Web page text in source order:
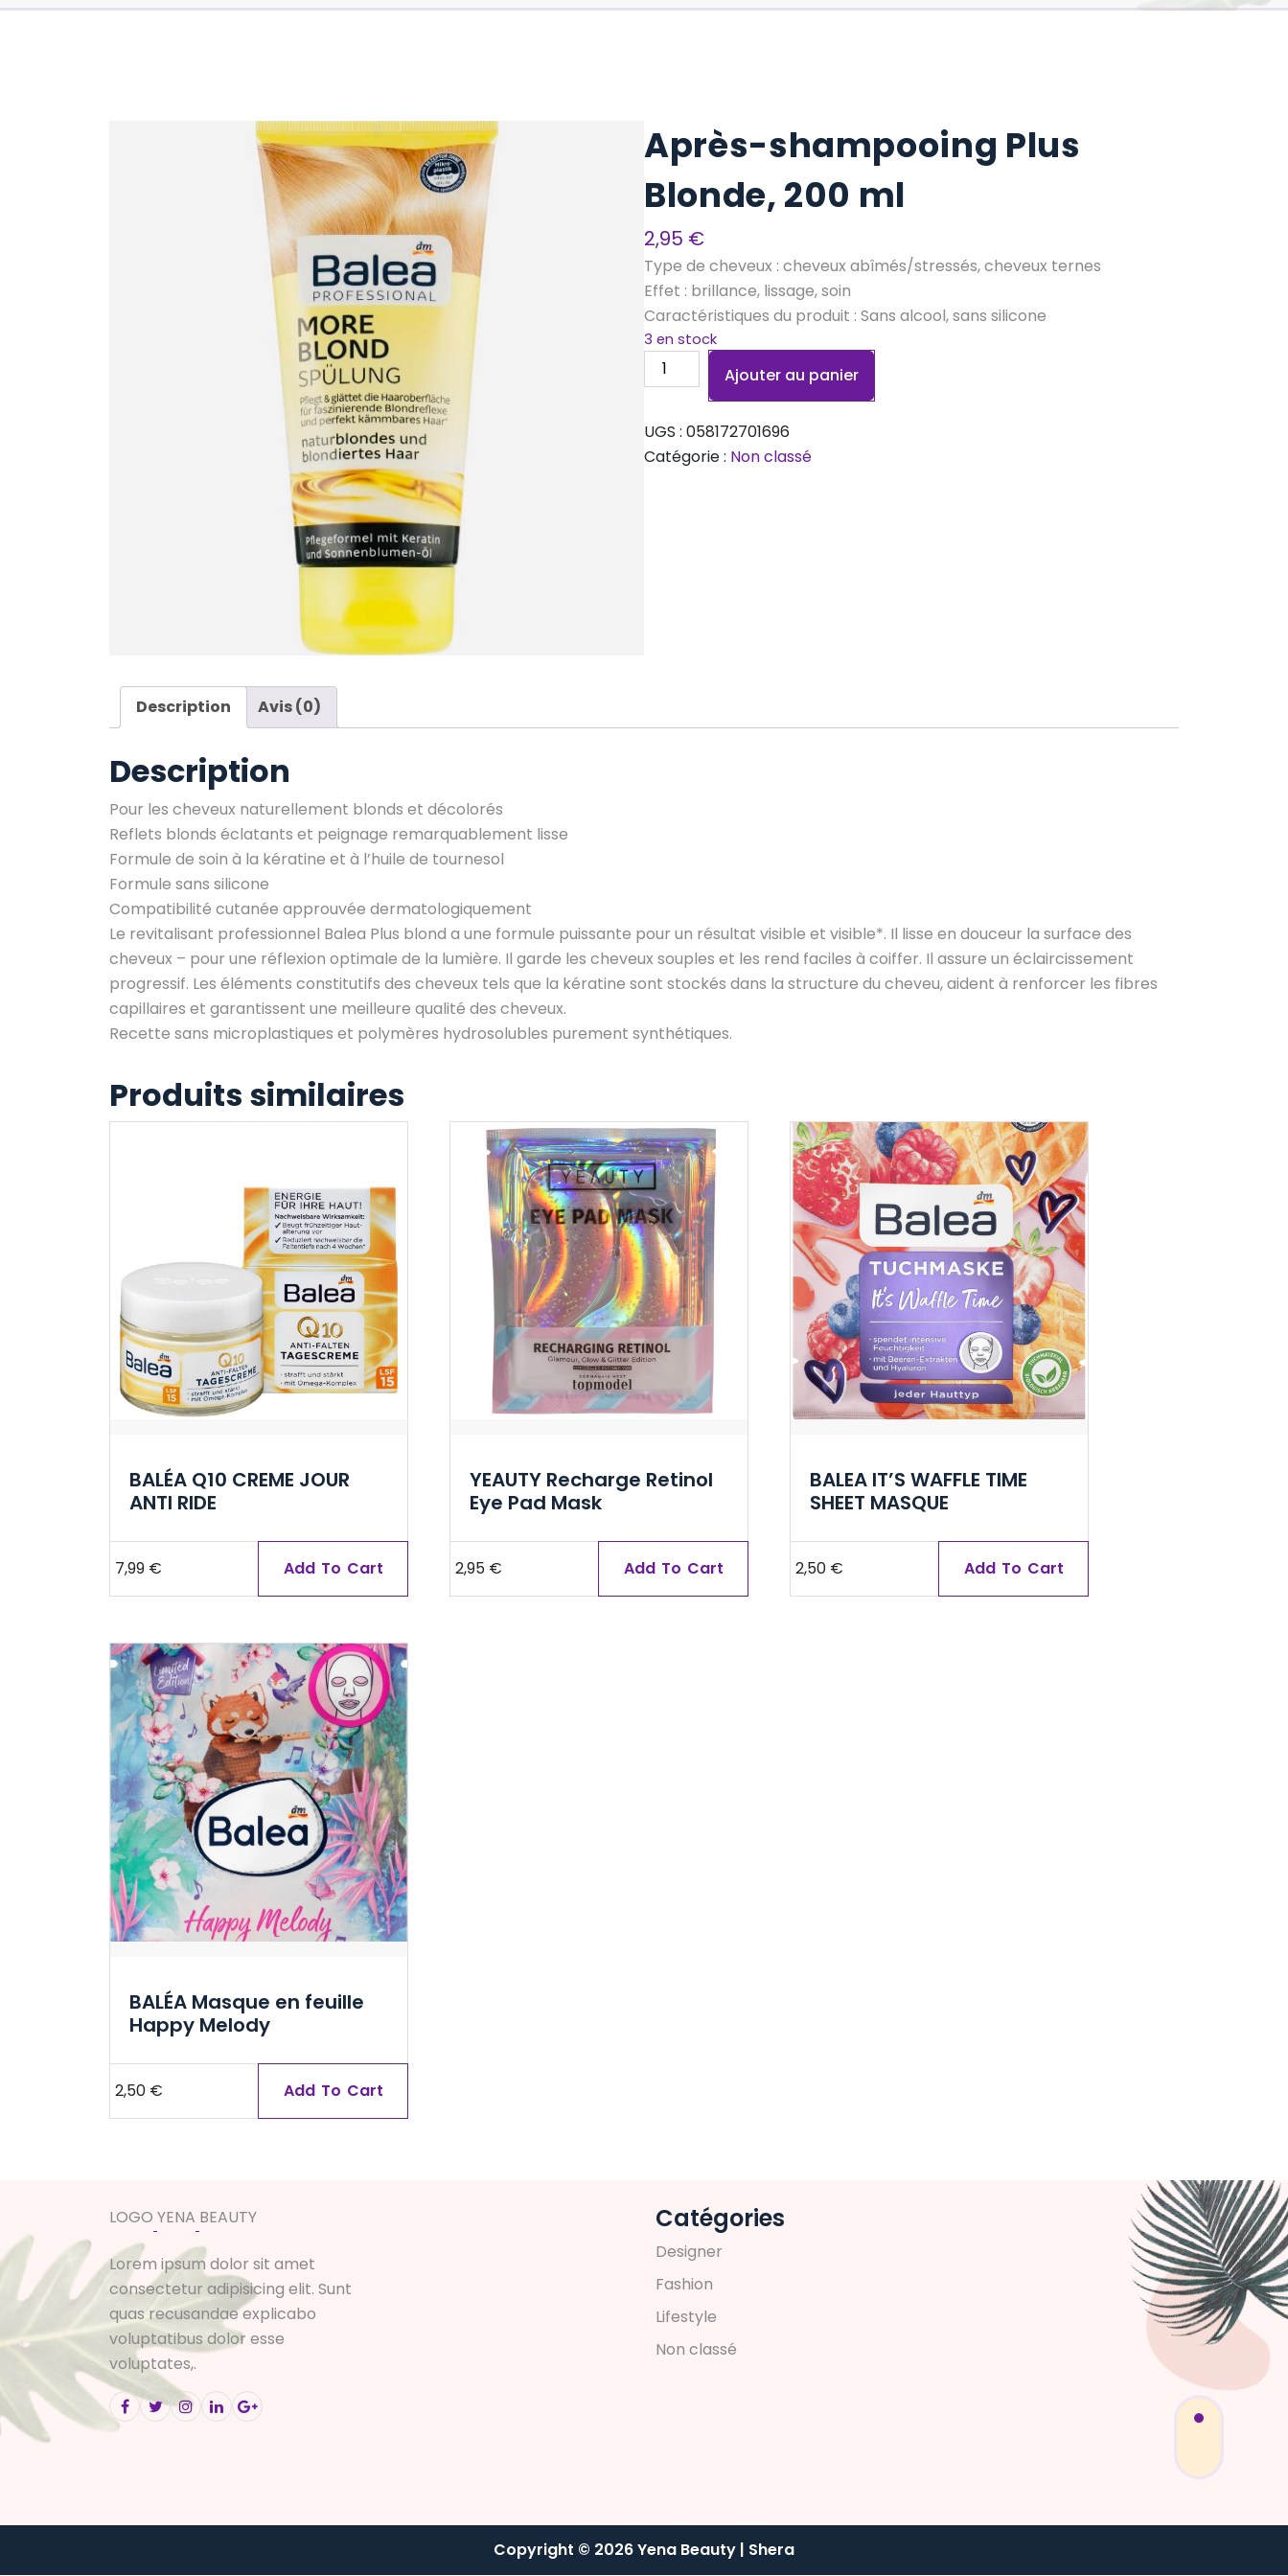
Après-shampooing Plus
Blonde, 200 ml
2,95 €
Type de cheveux : cheveux abîmés/stressés, cheveux ternes
Effet : brillance, lissage, soin
Caractéristiques du produit : Sans alcool, sans silicone
3 en stock
quantité
de
shampooing
Plus
Ajouter au panier
UGS : 058172701696
Catégorie : Non classé
Description Avis (0)
Description
Pour les cheveux naturellement blonds et décolorés
Reflets blonds éclatants et peignage remarquablement lisse
Formule de soin à la kératine et à l’huile de tournesol
Formule sans silicone
Compatibilité cutanée approuvée dermatologiquement
Le revitalisant professionnel Balea Plus blond a une formule puissante pour un résultat visible et visible*. Il lisse en douceur la surface des
cheveux – pour une réflexion optimale de la lumière. Il garde les cheveux souples et les rend faciles à coiffer. Il assure un éclaircissement
progressif. Les éléments constitutifs des cheveux tels que la kératine sont stockés dans la structure du cheveu, aident à renforcer les fibres
capillaires et garantissent une meilleure qualité des cheveux.
Recette sans microplastiques et polymères hydrosolubles purement synthétiques.
Produits similaires
BALÉA Q10 CREME JOUR
ANTI RIDE
7,99 € Add To Cart
YEAUTY Recharge Retinol
Eye Pad Mask
2,95 € Add To Cart
BALEA IT’S WAFFLE TIME
SHEET MASQUE
2,50 € Add To Cart
BALÉA Masque en feuille
Happy Melody
2,50 € Add To Cart
LOGO YENA BEAUTY
Lorem ipsum dolor sit amet
consectetur adipisicing elit. Sunt
quas recusandae explicabo
voluptatibus dolor esse
voluptates,.
Catégories
Designer
Fashion
Lifestyle
Non classé
Copyright © 2026 Yena Beauty | Shera